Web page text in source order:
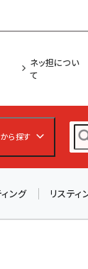
ネッ担につい
て
から探す
ング リスティ
は？
ECセ